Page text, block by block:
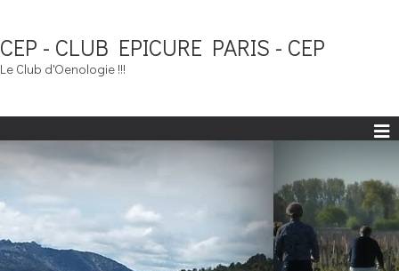
CEP - CLUB EPICURE PARIS - CEP
Le Club d'Oenologie !!!